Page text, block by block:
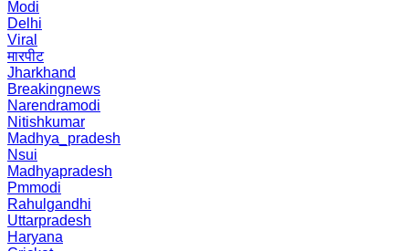
Modi
Delhi
Viral
मारपीट
Jharkhand
Breakingnews
Narendramodi
Nitishkumar
Madhya_pradesh
Nsui
Madhyapradesh
Pmmodi
Rahulgandhi
Uttarpradesh
Haryana